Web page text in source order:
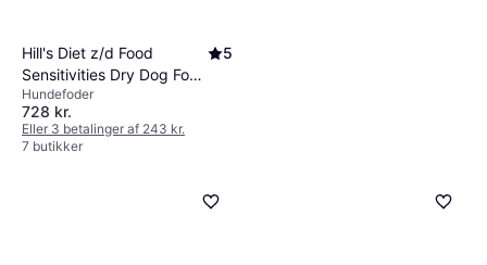
Hill's Diet z/d Food
Sensitivities Dry Dog Food
10kg
5
Hundefoder
728 kr.
Eller 3 betalinger af 243 kr.
7 butikker